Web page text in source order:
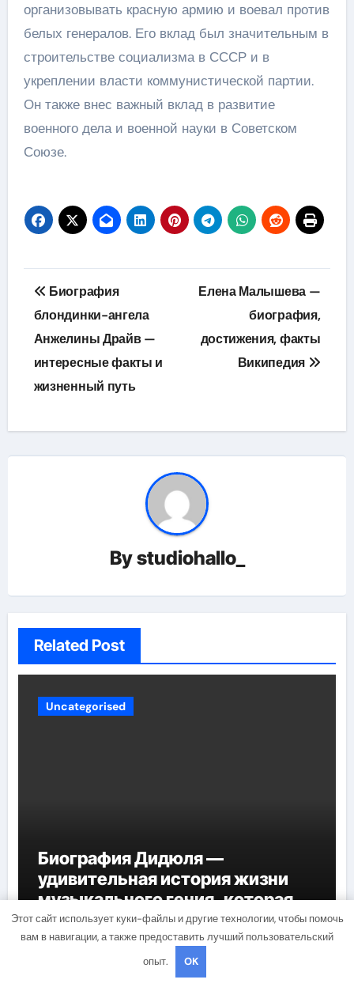
организовывать красную армию и воевал против
белых генералов. Его вклад был значительным в
строительстве социализма в СССР и в
укреплении власти коммунистической партии.
Он также внес важный вклад в развитие
военного дела и военной науки в Советском
Союзе.
Навигация
по
записям
Биография
блондинки-ангела
Анжелины Драйв —
интересные факты и
жизненный путь
Елена Малышева —
биография,
достижения, факты
Википедия
Bystudiohallo_
Related Post
Uncategorised
Биография Дидюля —
удивительная история жизни
музыкального гения, которая
проникнет в самые глубины
вашего сердца
studiohallo_ Мар 17, 2022
Этот сайт использует куки-файлы и другие технологии, чтобы помочь
вам в навигации, а также предоставить лучший пользовательский
опыт.
OK